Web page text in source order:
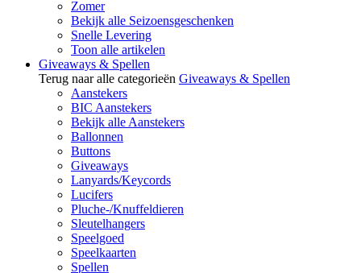
Zomer
Bekijk alle Seizoensgeschenken
Snelle Levering
Toon alle artikelen
Giveaways & Spellen
Terug naar alle categorieën Giveaways & Spellen
Aanstekers
BIC Aanstekers
Bekijk alle Aanstekers
Ballonnen
Buttons
Giveaways
Lanyards/Keycords
Lucifers
Pluche-/Knuffeldieren
Sleutelhangers
Speelgoed
Speelkaarten
Spellen